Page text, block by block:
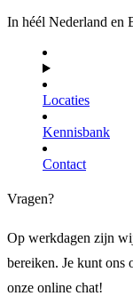
In héél Nederland en
Locaties
Kennisbank
Contact
Vragen?
Op werkdagen zijn
bereiken. Je kunt ons
onze online chat!